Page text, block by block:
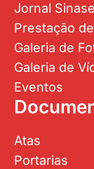
Jornal
Prestação
Galeria de
Galeria de
Eventos
Atas
Portarias